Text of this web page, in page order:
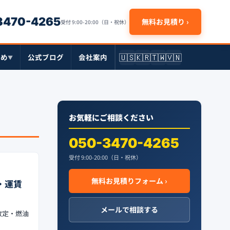
4265受付 9:00-20:00（日・祝休） 無料お見積り ›
▼ 公式ブログ 会社案内 🇺🇸🇰🇷🇹🇼🇻🇳
運賃
・燃油
お気軽にご相談ください
050-3470-4265
受付 9:00-20:00（日・祝休）
無料お見積りフォーム ›
メールで相談する